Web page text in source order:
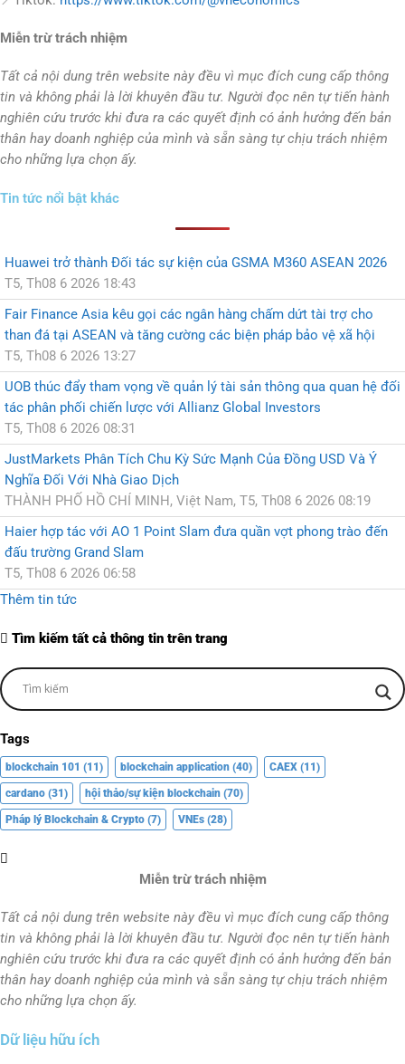
Miễn trừ trách nhiệm
Tất cả nội dung trên website này đều vì mục đích cung cấp thông
tin và không phải là lời khuyên đầu tư. Người đọc nên tự tiến hành
nghiên cứu trước khi đưa ra các quyết định có ảnh hưởng đến bản
thân hay doanh nghiệp của mình và sẵn sàng tự chịu trách nhiệm
cho những lựa chọn ấy.
Tin tức nổi bật khác
Huawei trở thành Đối tác sự kiện của GSMA M360 ASEAN 2026
T5, Th08 6 2026 18:43
Fair Finance Asia kêu gọi các ngân hàng chấm dứt tài trợ cho
than đá tại ASEAN và tăng cường các biện pháp bảo vệ xã hội
T5, Th08 6 2026 13:27
UOB thúc đẩy tham vọng về quản lý tài sản thông qua quan hệ đối
tác phân phối chiến lược với Allianz Global Investors
T5, Th08 6 2026 08:31
JustMarkets Phân Tích Chu Kỳ Sức Mạnh Của Đồng USD Và Ý
Nghĩa Đối Với Nhà Giao Dịch
THÀNH PHỐ HỒ CHÍ MINH, Việt Nam, T5, Th08 6 2026 08:19
Haier hợp tác với AO 1 Point Slam đưa quần vợt phong trào đến
đấu trường Grand Slam
T5, Th08 6 2026 06:58
Thêm tin tức
Tìm kiếm tất cả thông tin trên trang
Tags
blockchain 101 (11) blockchain application (40) CAEX (11)
cardano (31) hội thảo/sự kiện blockchain (70)
Pháp lý Blockchain & Crypto (7) VNEs (28)
Miễn trừ trách nhiệm
Tất cả nội dung trên website này đều vì mục đích cung cấp thông
tin và không phải là lời khuyên đầu tư. Người đọc nên tự tiến hành
nghiên cứu trước khi đưa ra các quyết định có ảnh hưởng đến bản
thân hay doanh nghiệp của mình và sẵn sàng tự chịu trách nhiệm
cho những lựa chọn ấy.
Dữ liệu hữu ích